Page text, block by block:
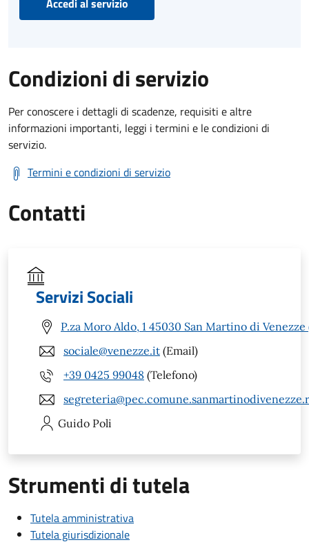
Condizioni di servizio
Per conoscere i dettagli di scadenze, requisiti e altre
informazioni importanti, leggi i termini e le condizioni di
servizio.
Termini e condizioni di servizio
Contatti
Servizi Sociali
P.za Moro Aldo, 1 45030 San Martino di Venezze
sociale@venezze.it (Email)
+39 0425 99048 (Telefono)
Guido Poli
Strumenti di tutela
Tutela amministrativa
Tutela giurisdizionale